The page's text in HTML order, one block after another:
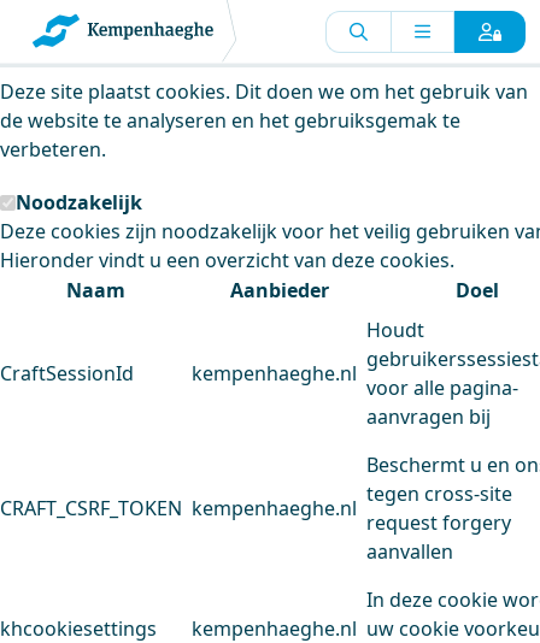
Kempenhaeghe maakt gebruik van
cookies
Deze site plaatst cookies. Dit doen we om het gebruik van
de website te analyseren en het gebruiksgemak te
verbeteren.
Noodzakelijk
Deze cookies zijn noodzakelijk voor het veilig gebruiken
Hieronder vindt u een overzicht van deze cookies.
Naam
Aanbieder Doel
CraftSessionId kempenhaeghe.nl
Houdt
voor alle pagina-
aanvragen bij
CRAFT_CSRF_TOKEN kempenhaeghe.nl
Beschermt u en
tegen cross-site
request forgery
aanvallen
khcookiesettings kempenhaeghe.nl
In deze cookie
uw cookie